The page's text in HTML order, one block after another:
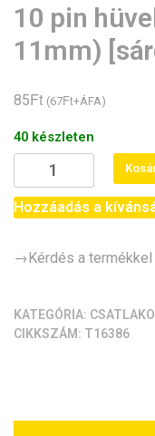
10 pin
11mm)
85Ft (67Ft+ÁFA)
40 készleten
pin
hüvely-
(1#,
mennyiség
Hozzáadás a
→Kérdés a termékkel
KATEGÓRIA:
CIKKSZÁM: T16386